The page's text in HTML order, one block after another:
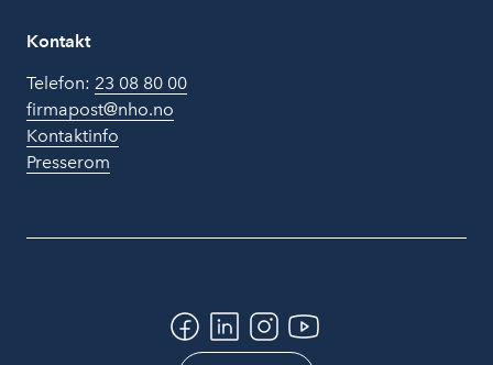
Kontakt
Telefon: 23 08 80 00
firmapost@nho.no
Kontaktinfo
Presserom